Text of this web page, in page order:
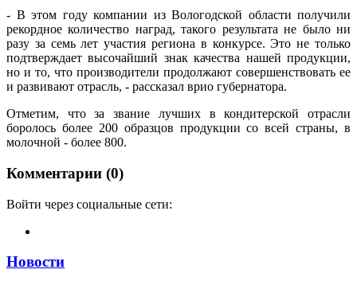
- В этом году компании из Вологодской области получили
рекордное количество наград, такого результата не было ни
разу за семь лет участия региона в конкурсе. Это не только
подтверждает высочайший знак качества нашей продукции,
но и то, что производители продолжают совершенствовать ее
и развивают отрасль, - рассказал врио губернатора.
Отметим, что за звание лучших в кондитерской отрасли
боролось более 200 образцов продукции со всей страны, в
молочной - более 800.
Комментарии (0)
Войти через социальные сети:
Новости